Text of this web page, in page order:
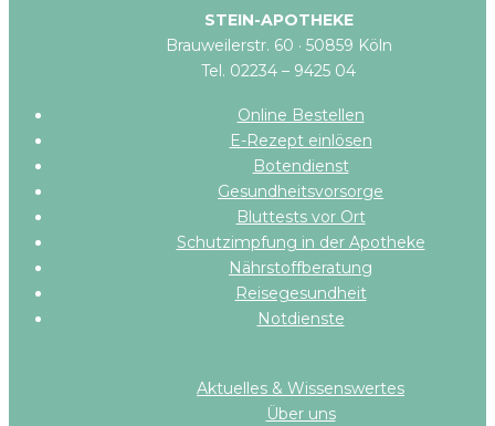
STEIN-APOTHEKE
Brauweilerstr. 60 · 50859 Köln
Tel. 02234 – 9425 04
Online Bestellen
E-Rezept einlösen
Botendienst
Gesundheitsvorsorge
Bluttests vor Ort
Schutzimpfung in der Apotheke
Nährstoffberatung
Reisegesundheit
Notdienste
Aktuelles & Wissenswertes
Über uns